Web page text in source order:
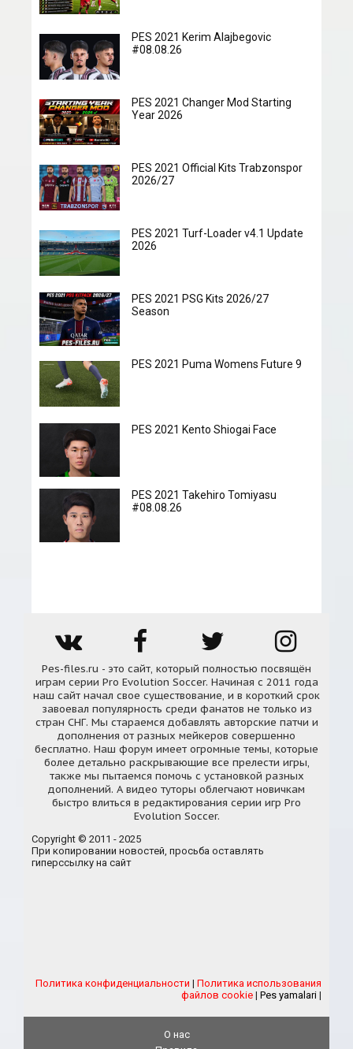
PES 2021 Kerim Alajbegovic
#08.08.26
PES 2021 Changer Mod Starting
Year 2026
PES 2021 Official Kits Trabzonspor
2026/27
PES 2021 Turf-Loader v4.1 Update
2026
PES 2021 PSG Kits 2026/27
Season
PES 2021 Puma Womens Future 9
PES 2021 Kento Shiogai Face
PES 2021 Takehiro Tomiyasu
#08.08.26
Pes-files.ru - это сайт, который полностью посвящён
играм серии Pro Evolution Soccer. Начиная с 2011 года
наш сайт начал свое существование, и в короткий срок
завоевал популярность среди фанатов не только из
стран СНГ. Мы стараемся добавлять авторские патчи и
дополнения от разных мейкеров совершенно
бесплатно. Наш форум имеет огромные темы, которые
более детально раскрывающие все прелести игры,
также мы пытаемся помочь с установкой разных
дополнений. А видео туторы облегчают новичкам
быстро влиться в редактирования серии игр Pro
Evolution Soccer.
Copyright © 2011 - 2025
При копировании новостей, просьба оставлять
гиперссылку на сайт
Политика конфиденциальности | Политика использования
файлов cookie | Pes yamalari |
О нас